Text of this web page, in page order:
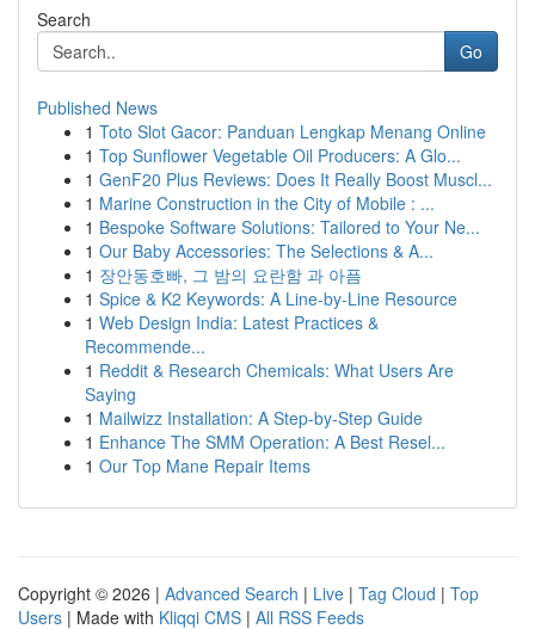
Search
Go
Published News
1 Toto Slot Gacor: Panduan Lengkap Menang Online
1 Top Sunflower Vegetable Oil Producers: A Glo...
1 GenF20 Plus Reviews: Does It Really Boost Muscl...
1 Marine Construction in the City of Mobile : ...
1 Bespoke Software Solutions: Tailored to Your Ne...
1 Our Baby Accessories: The Selections & A...
1 장안동호빠, 그 밤의 요란함 과 아픔
1 Spice & K2 Keywords: A Line-by-Line Resource
1 Web Design India: Latest Practices &
Recommende...
1 Reddit & Research Chemicals: What Users Are
Saying
1 Mailwizz Installation: A Step-by-Step Guide
1 Enhance The SMM Operation: A Best Resel...
1 Our Top Mane Repair Items
Copyright © 2026 | Advanced Search | Live | Tag Cloud | Top
Users | Made with Kliqqi CMS | All RSS Feeds